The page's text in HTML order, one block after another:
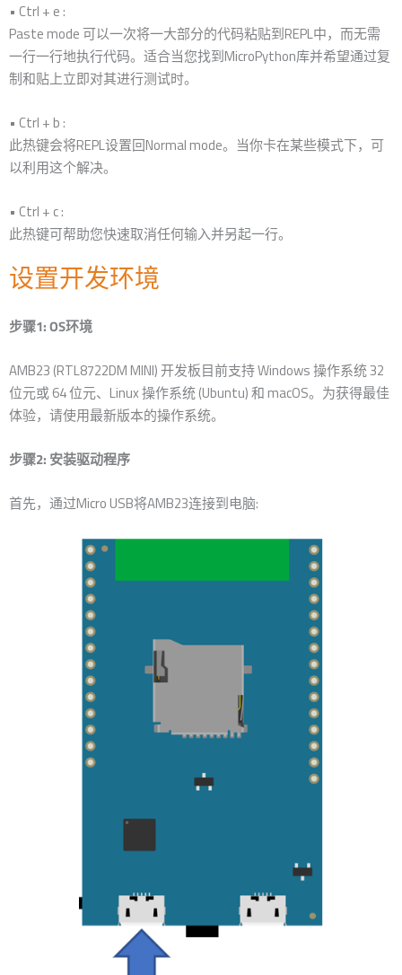
• Ctrl + e :
Paste mode 可以一次将一大部分的代码粘贴到REPL中，而无需
一行一行地执行代码。适合当您找到MicroPython库并希望通过复
制和贴上立即对其进行测试时。
• Ctrl + b :
此热键会将REPL设置回Normal mode。当你卡在某些模式下，可
以利用这个解决。
• Ctrl + c :
此热键可帮助您快速取消任何输入并另起一行。
设置开发环境
步骤1: OS环境
AMB23 (RTL8722DM MINI) 开发板目前支持 Windows 操作系统 32
位元或 64 位元、Linux 操作系统 (Ubuntu) 和 macOS。为获得最佳
体验，请使用最新版本的操作系统。
步骤2: 安装驱动程序
首先，通过Micro USB将AMB23连接到电脑: